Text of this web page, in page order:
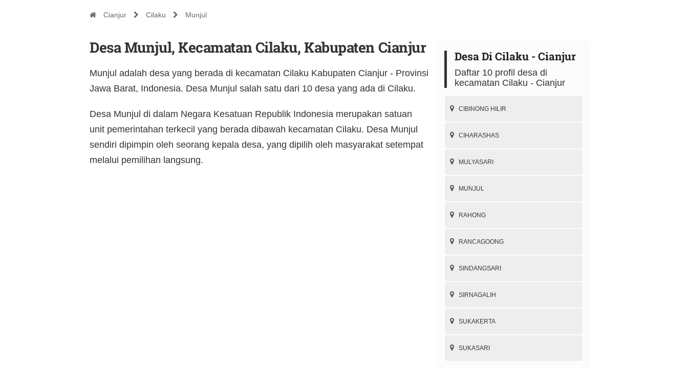
Cianjur Cilaku Munjul
Desa Munjul, Kecamatan Cilaku, Kabupaten Cianjur
Munjul adalah desa yang berada di kecamatan Cilaku Kabupaten Cianjur - Provinsi
Jawa Barat, Indonesia. Desa Munjul salah satu dari 10 desa yang ada di Cilaku.
Desa Munjul di dalam Negara Kesatuan Republik Indonesia merupakan satuan
unit pemerintahan terkecil yang berada dibawah kecamatan Cilaku. Desa Munjul
sendiri dipimpin oleh seorang kepala desa, yang dipilih oleh masyarakat setempat
melalui pemilihan langsung.
Desa Di Cilaku - Cianjur
Daftar 10 profil desa di
kecamatan Cilaku - Cianjur
CIBINONG HILIR
CIHARASHAS
MULYASARI
MUNJUL
RAHONG
RANCAGOONG
SINDANGSARI
SIRNAGALIH
SUKAKERTA
SUKASARI